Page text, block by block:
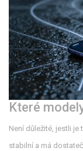
Které
Není důležité, jestli je
stabilní a má